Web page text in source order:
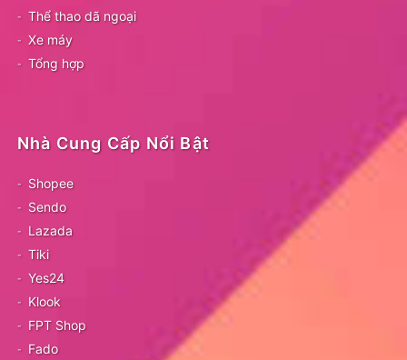
Thể thao dã ngoại
Xe máy
Tổng hợp
Nhà Cung Cấp Nổi Bật
Shopee
Sendo
Lazada
Tiki
Yes24
Klook
FPT Shop
Fado